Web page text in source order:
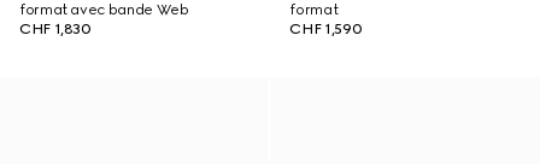
format avec bande Web
CHF 1,830
format
CHF 1,590